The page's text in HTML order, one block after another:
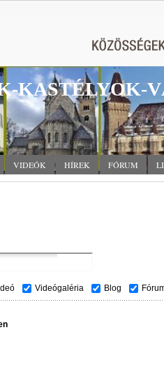
KASTÉLYOK-
VIDEÓK HÍREK FÓRUM
Videógaléria Blog